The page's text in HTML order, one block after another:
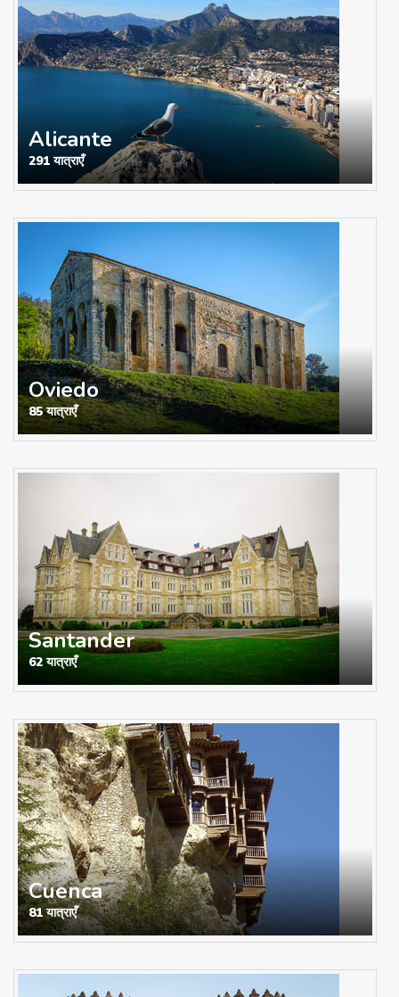
Alicante
291 यात्राएँ
Oviedo
85 यात्राएँ
Santander
62 यात्राएँ
Cuenca
81 यात्राएँ